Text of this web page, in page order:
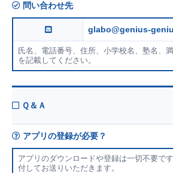
問い合わせ先
glabo@genius-
氏名、電話番号、住所、小学校名、塾名、
を記載してください。
Ｑ＆Ａ
アプリの登録が必要？
アプリのダウンロードや登録は一切不要で
付してお送りいただきます。